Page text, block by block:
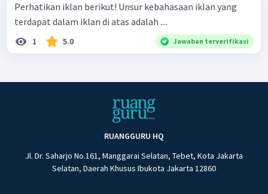
Perhatikan iklan berikut! Unsur kebahasaan iklan yang
terdapat dalam iklan di atas adalah ....
1 5.0 Jawaban terverifikasi
RUANGGURU HQ
Jl. Dr. Saharjo No.161, Manggarai Selatan, Tebet, Kota Jakarta
Selatan, Daerah Khusus Ibukota Jakarta 12860